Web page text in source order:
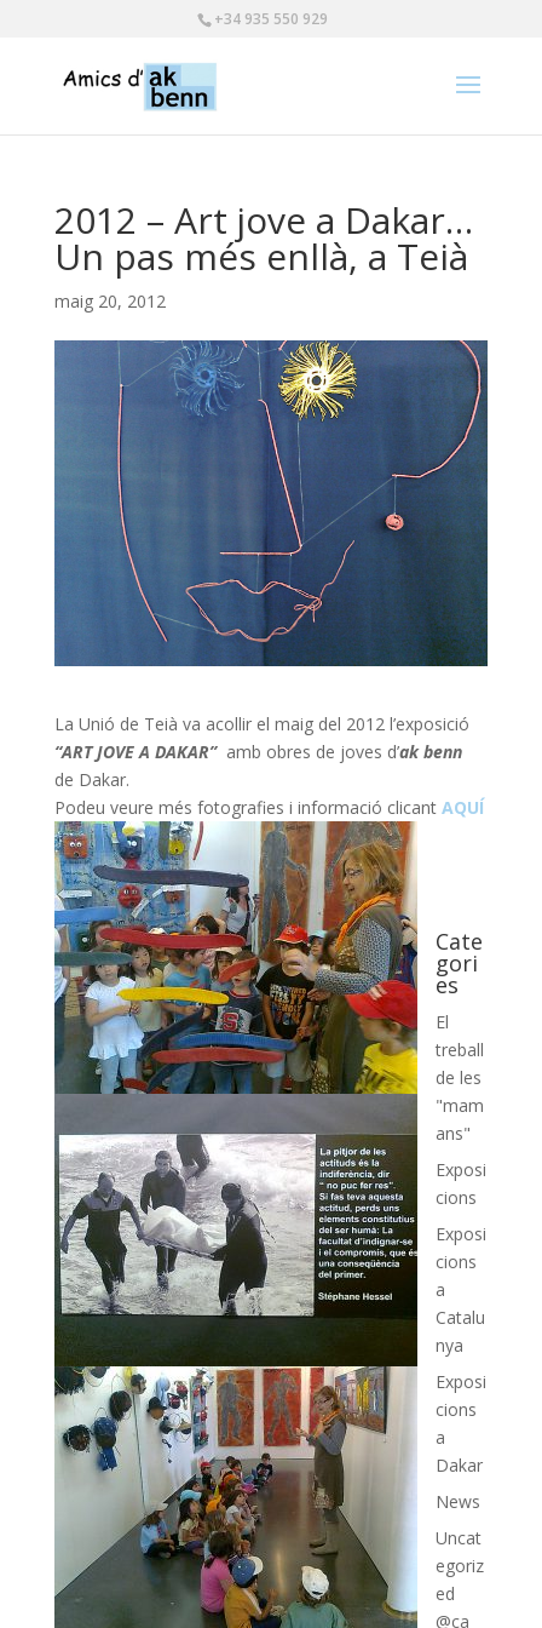
+34 935 550 929
2012 – Art jove a Dakar…
Un pas més enllà, a Teià
maig 20, 2012
La Unió de Teià va acollir el maig del 2012 l’exposició
“ART JOVE A DAKAR”amb obres de joves d’ak benn
de Dakar.
Podeu veure més fotografies i informació clicant AQUÍ
Cate
gori
es
El
treball
de les
"mam
ans"
Exposi
cions
Exposi
cions
a
Catalu
nya
Exposi
cions
a
Dakar
News
Uncat
egoriz
ed
@ca